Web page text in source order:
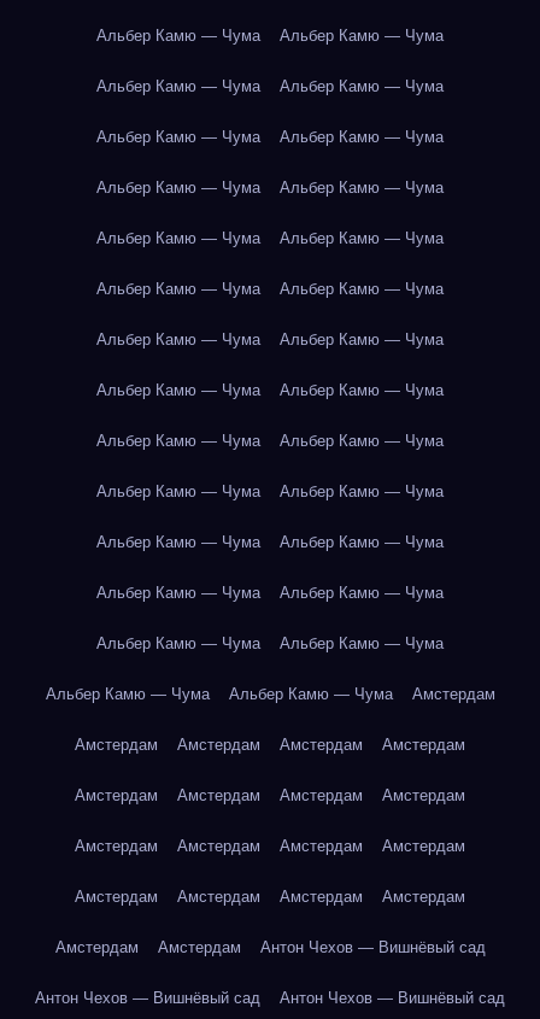
Альбер Камю — Чума Альбер Камю — Чума
Альбер Камю — Чума Альбер Камю — Чума
Альбер Камю — Чума Альбер Камю — Чума
Альбер Камю — Чума Альбер Камю — Чума
Альбер Камю — Чума Альбер Камю — Чума
Альбер Камю — Чума Альбер Камю — Чума
Альбер Камю — Чума Альбер Камю — Чума
Альбер Камю — Чума Альбер Камю — Чума
Альбер Камю — Чума Альбер Камю — Чума
Альбер Камю — Чума Альбер Камю — Чума
Альбер Камю — Чума Альбер Камю — Чума
Альбер Камю — Чума Альбер Камю — Чума
Альбер Камю — Чума Альбер Камю — Чума
Альбер Камю — Чума Альбер Камю — Чума Амстердам
Амстердам Амстердам Амстердам Амстердам
Амстердам Амстердам Амстердам Амстердам
Амстердам Амстердам Амстердам Амстердам
Амстердам Амстердам Амстердам Амстердам
Амстердам Амстердам Антон Чехов — Вишнёвый сад
Антон Чехов — Вишнёвый сад Антон Чехов — Вишнёвый сад